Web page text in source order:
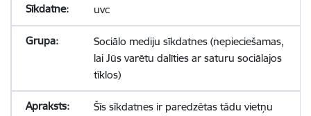
uvc
Sociālo mediju sīkdatnes (nepieciešamas,
lai Jūs varētu dalīties ar saturu sociālajos
tīklos)
Šīs sīkdatnes ir paredzētas tādu vietņu